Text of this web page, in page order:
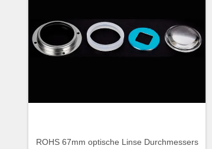
ROHS 67mm optische Linse Durchmessers